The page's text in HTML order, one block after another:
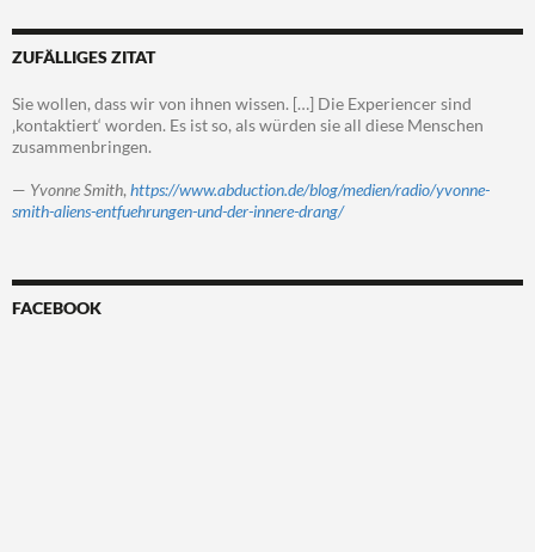
ZUFÄLLIGES ZITAT
Sie wollen, dass wir von ihnen wissen. […] Die Experiencer sind
‚kontaktiert‘ worden. Es ist so, als würden sie all diese Menschen
zusammenbringen.
— Yvonne Smith, https://www.abduction.de/blog/medien/radio/yvonne-
smith-aliens-entfuehrungen-und-der-innere-drang/
FACEBOOK